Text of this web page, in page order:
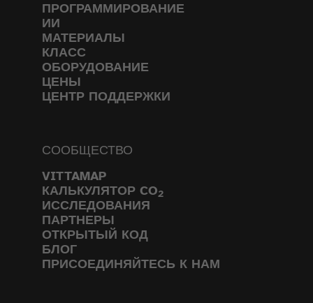
ПРОГРАММИРОВАНИЕ
ИИ
МАТЕРИАЛЫ
КЛАСС
ОБОРУДОВАНИЕ
ЦЕНЫ
ЦЕНТР ПОДДЕРЖКИ
СООБЩЕСТВО
VITTAMAP
КАЛЬКУЛЯТОР CO2
ИССЛЕДОВАНИЯ
ПАРТНЕРЫ
ОТКРЫТЫЙ КОД
БЛОГ
ПРИСОЕДИНЯЙТЕСЬ К НАМ